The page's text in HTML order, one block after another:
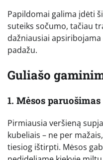
Papildomai galima įdėti
suteiks sočumo, tačiau
dažniausiai
padažu.
Guliašo
1. Mėsos paruošimas
Pirmiausia veršieną
kubeliais – ne per
tiesiog ištirpti. Mėsos